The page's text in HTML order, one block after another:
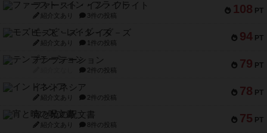
108 PT
ファースト・イン・フライト
紹介文あり 3件の投稿
94 PT
モズビ－ズ・レイダ－ズ
紹介文あり 1件の投稿
79 PT
テンプテーション
2件の投稿
78 PT
インドネシア
紹介文あり 2件の投稿
75 PT
宵と暁の呪文書
紹介文あり 8件の投稿